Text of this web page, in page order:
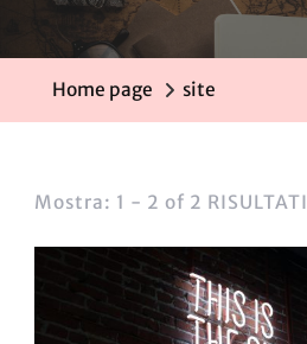
Home page site
Mostra: 1 - 2 of 2 RISULTATI